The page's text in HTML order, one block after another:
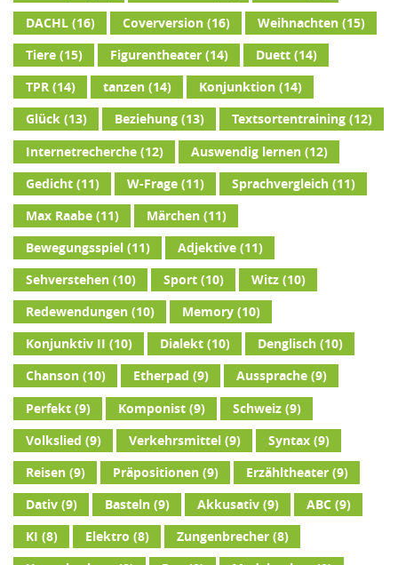
DACHL(16) Coverversion(16) Weihnachten(15)
Tiere(15) Figurentheater(14) Duett(14)
TPR(14) tanzen(14) Konjunktion(14)
Glück(13) Beziehung(13) Textsortentraining(12)
Internetrecherche(12) Auswendig lernen(12)
Gedicht(11) W-Frage(11) Sprachvergleich(11)
Max Raabe(11) Märchen(11)
Bewegungsspiel(11) Adjektive(11)
Sehverstehen(10) Sport(10) Witz(10)
Redewendungen(10) Memory(10)
Konjunktiv II (10) Dialekt(10) Denglisch(10)
Chanson(10) Etherpad (9) Aussprache(9)
Perfekt(9) Komponist(9) Schweiz(9)
Volkslied (9) Verkehrsmittel(9) Syntax(9)
Reisen(9) Präpositionen(9) Erzähltheater(9)
Dativ(9) Basteln(9) Akkusativ(9) ABC (9)
KI (8) Elektro (8) Zungenbrecher(8)